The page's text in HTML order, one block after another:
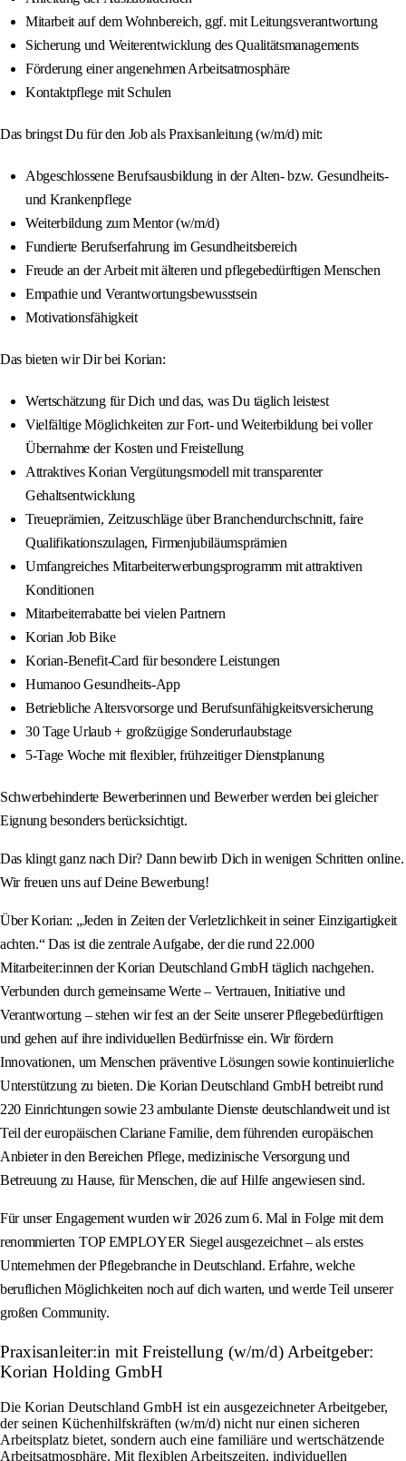
Mitarbeit auf dem Wohnbereich, ggf. mit Leitungsverantwortung
Sicherung und Weiterentwicklung des Qualitätsmanagements
Förderung einer angenehmen Arbeitsatmosphäre
Kontaktpflege mit Schulen
Das bringst Du für den Job als Praxisanleitung (w/m/d) mit:
Abgeschlossene Berufsausbildung in der Alten- bzw. Gesundheits-
und Krankenpflege
Weiterbildung zum Mentor (w/m/d)
Fundierte Berufserfahrung im Gesundheitsbereich
Freude an der Arbeit mit älteren und pflegebedürftigen Menschen
Empathie und Verantwortungsbewusstsein
Motivationsfähigkeit
Das bieten wir Dir bei Korian:
Wertschätzung für Dich und das, was Du täglich leistest
Vielfältige Möglichkeiten zur Fort- und Weiterbildung bei voller
Übernahme der Kosten und Freistellung
Attraktives Korian Vergütungsmodell mit transparenter
Gehaltsentwicklung
Treueprämien, Zeitzuschläge über Branchendurchschnitt, faire
Qualifikationszulagen, Firmenjubiläumsprämien
Umfangreiches Mitarbeiterwerbungsprogramm mit attraktiven
Konditionen
Mitarbeiterrabatte bei vielen Partnern
Korian Job Bike
Korian-Benefit-Card für besondere Leistungen
Humanoo Gesundheits-App
Betriebliche Altersvorsorge und Berufsunfähigkeitsversicherung
30 Tage Urlaub + großzügige Sonderurlaubstage
5-Tage Woche mit flexibler, frühzeitiger Dienstplanung
Schwerbehinderte Bewerberinnen und Bewerber werden bei gleicher
Eignung besonders berücksichtigt.
Das klingt ganz nach Dir? Dann bewirb Dich in wenigen Schritten online.
Wir freuen uns auf Deine Bewerbung!
Über Korian: „Jeden in Zeiten der Verletzlichkeit in seiner Einzigartigkeit
achten.“ Das ist die zentrale Aufgabe, der die rund 22.000
Mitarbeiter:innen der Korian Deutschland GmbH täglich nachgehen.
Verbunden durch gemeinsame Werte – Vertrauen, Initiative und
Verantwortung – stehen wir fest an der Seite unserer Pflegebedürftigen
und gehen auf ihre individuellen Bedürfnisse ein. Wir fördern
Innovationen, um Menschen präventive Lösungen sowie kontinuierliche
Unterstützung zu bieten. Die Korian Deutschland GmbH betreibt rund
220 Einrichtungen sowie 23 ambulante Dienste deutschlandweit und ist
Teil der europäischen Clariane Familie, dem führenden europäischen
Anbieter in den Bereichen Pflege, medizinische Versorgung und
Betreuung zu Hause, für Menschen, die auf Hilfe angewiesen sind.
Für unser Engagement wurden wir 2026 zum 6. Mal in Folge mit dem
renommierten TOP EMPLOYER Siegel ausgezeichnet – als erstes
Unternehmen der Pflegebranche in Deutschland. Erfahre, welche
beruflichen Möglichkeiten noch auf dich warten, und werde Teil unserer
großen Community.
Praxisanleiter:in mit Freistellung (w/m/d) Arbeitgeber:
Korian Holding GmbH
Die Korian Deutschland GmbH ist ein ausgezeichneter Arbeitgeber,
der seinen Küchenhilfskräften (w/m/d) nicht nur einen sicheren
Arbeitsplatz bietet, sondern auch eine familiäre und wertschätzende
Arbeitsatmosphäre. Mit flexiblen Arbeitszeiten, individuellen